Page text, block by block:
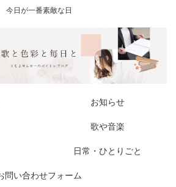
今日が一番素敵な日
お知らせ
歌や音楽
日常・ひとりごと
問い合わせフォーム